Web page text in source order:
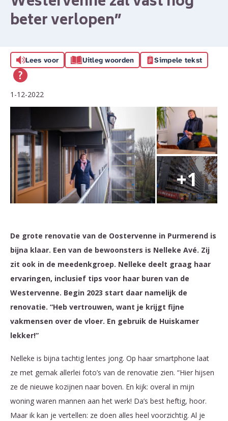
beter verlopen”
Lees voor Uitleg woorden Simpele tekst
1-12-2022
De grote renovatie van de Oostervenne in Purmerend is
bijna klaar. Een van de bewoonsters is Nelleke Avé. Zij
zit ook in de meedenkgroep. Nelleke deelt graag haar
ervaringen, inclusief tips voor haar buren van de
Westervenne. Begin 2023 start daar namelijk de
renovatie. “Heb vertrouwen, want je krijgt fijne
vakmensen over de vloer. En gebruik de Huiskamer
lekker!”
Nelleke is bijna tachtig lentes jong. Op haar smartphone laat
ze met gemak allerlei foto’s van de renovatie zien. “Hier hijsen
ze de nieuwe kozijnen naar boven. En kijk: overal in mijn
woning waren mannen aan het werk! Da’s best heftig, hoor.
Maar ik kan je vertellen: ze doen alles heel voorzichtig. Al je